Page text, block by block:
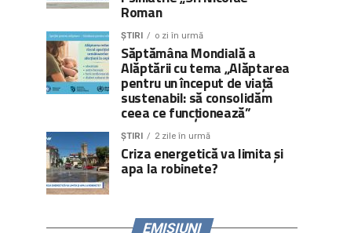
Roman
ȘTIRI o zi în urmă
Săptămâna Mondială a
Alăptării cu tema „Alăptarea
pentru un început de viață
sustenabil: să consolidăm
ceea ce funcționează”
ȘTIRI 2 zile în urmă
Criza energetică va limita și
apa la robinete?
EMISIUNI